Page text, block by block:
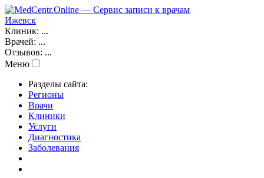
Ижевск
Клиник: ...
Врачей: ...
Отзывов: ...
Меню
Разделы сайта:
Регионы
Врачи
Клиники
Услуги
Диагностика
Заболевания